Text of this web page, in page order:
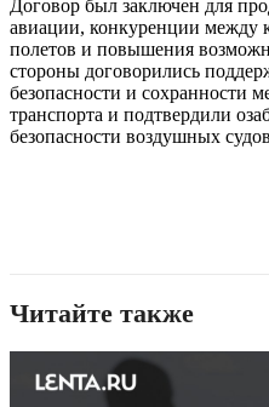
Договор был заключен для
авиации, конкуренции между
полетов и повышения
стороны договорились
безопасности и сохранности
транспорта и подтвердили
безопасности воздушных
Читайте также